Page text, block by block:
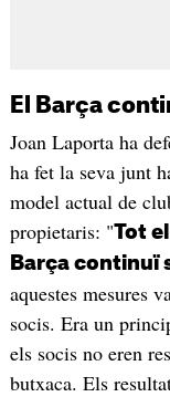
El Barça
Joan Laporta ha
ha fet la seva junt
model actual de
propietaris: "Tot
Barça continuï
aquestes mesures
socis. Era un
els socis no eren
butxaca. Els